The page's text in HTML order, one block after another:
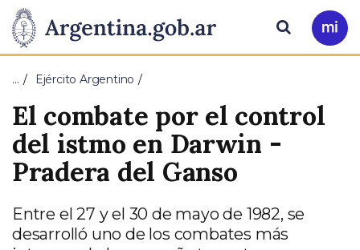
Presidencia
de
la
Nación
Pasar al contenido principal
Ir
a
Buscar
… Ejército Argentino
El combate por el control
del istmo en Darwin -
Pradera del Ganso
Entre el 27 y el 30 de mayo de 1982, se
desarrolló uno de los combates más